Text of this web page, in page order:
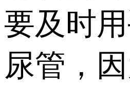
要及时
尿管，